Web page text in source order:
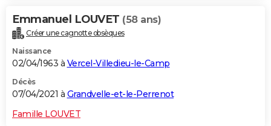
Emmanuel LOUVET (58 ans)
Créer une cagnotte obsèques
Naissance
02/04/1963 à Vercel-Villedieu-le-Camp
Décès
07/04/2021 à Grandvelle-et-le-Perrenot
Famille LOUVET